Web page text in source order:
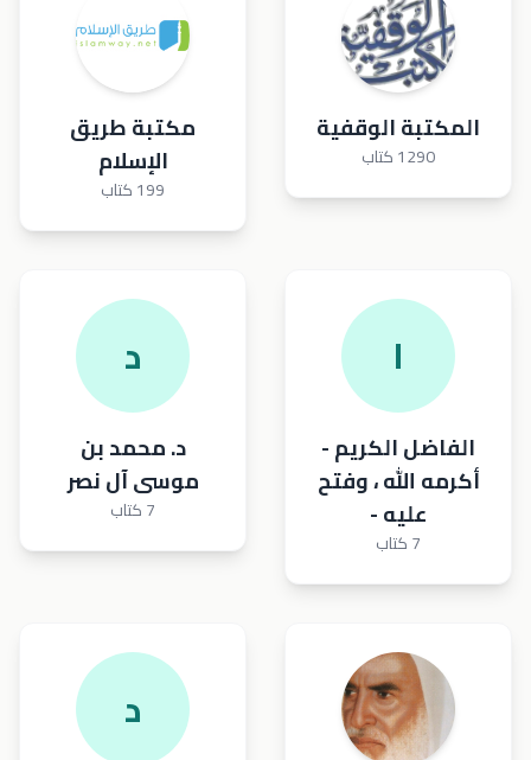
المكتبة الوقفية
1290 كتاب
مكتبة طريق
الإسلام
199 كتاب
ا
الفاضل الكريم -
أكرمه الله ، وفتح
عليه -
7 كتاب
د
د. محمد بن
موسى آل نصر
7 كتاب
د